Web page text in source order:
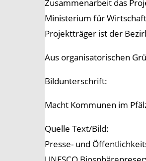
Zusammenarbeit das
Ministerium für
Projektträger ist der
Aus organisatorischen
Bildunterschrift:
Macht Kommunen im
Quelle Text/Bild:
Presse- und